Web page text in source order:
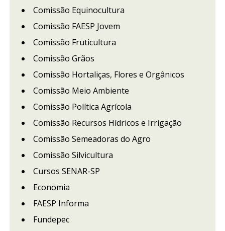
Comissão Equinocultura
Comissão FAESP Jovem
Comissão Fruticultura
Comissão Grãos
Comissão Hortaliças, Flores e Orgânicos
Comissão Meio Ambiente
Comissão Política Agrícola
Comissão Recursos Hídricos e Irrigação
Comissão Semeadoras do Agro
Comissão Silvicultura
Cursos SENAR-SP
Economia
FAESP Informa
Fundepec